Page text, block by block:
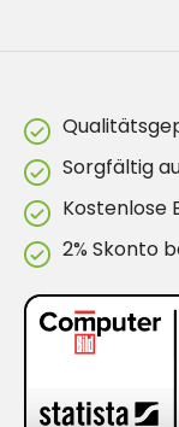
Sorgfältig
Kostenlose
2% Skonto